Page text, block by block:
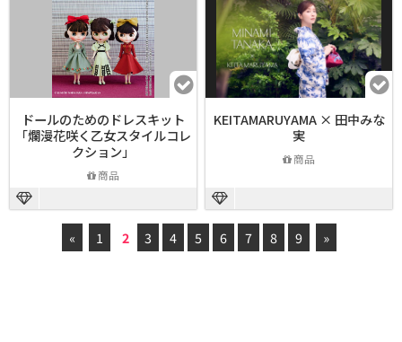
ドールのためのドレスキット
「爛漫花咲く乙女スタイルコレ
クション」
商品
KEITAMARUYAMA × 田中みな
実
商品
« 1 2 3 4 5 6 7 8 9 »